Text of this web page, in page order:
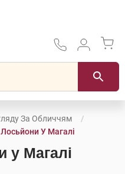
За Обличчям
У Магалі
у Магалі